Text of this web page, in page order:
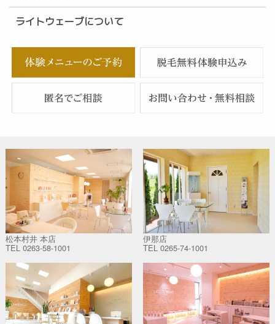
ライトウェーブについて
松本村井 本店
TEL 0263-58-1001
伊那店
TEL 0265-74-1001